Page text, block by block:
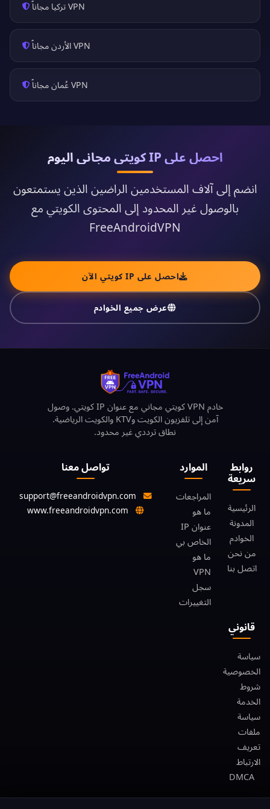
VPN تركيا مجاناً
VPN الأردن مجاناً
VPN عُمان مجاناً
احصل على IP كويتي مجاني اليوم
انضم إلى آلاف المستخدمين الراضين الذين يستمتعون
بالوصول غير المحدود إلى المحتوى الكويتي مع
FreeAndroidVPN
احصل على IP كويتي الآن
عرض جميع الخوادم
روابط
سريعة
الرئيسية
المدونة
الخوادم
من نحن
اتصل بنا
الموارد
المراجعات
ما هو
عنوان IP
الخاص بي
ما هو
VPN
سجل
التغييرات
قانوني
سياسة
الخصوصية
شروط
الخدمة
سياسة
ملفات
تعريف
الارتباط
DMCA
خادم VPN كويتي مجاني مع عنوان IP كويتي. وصول
آمن إلى تلفزيون الكويت وKTV والكويت الرياضية.
نطاق ترددي غير محدود.
تواصل معنا